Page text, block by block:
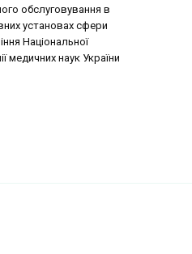
обслуговування в
установах сфери
Національної
медичних наук України